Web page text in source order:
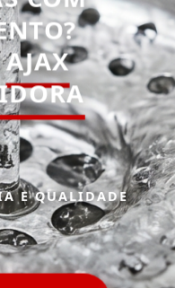
AJAX
E QUALIDADE